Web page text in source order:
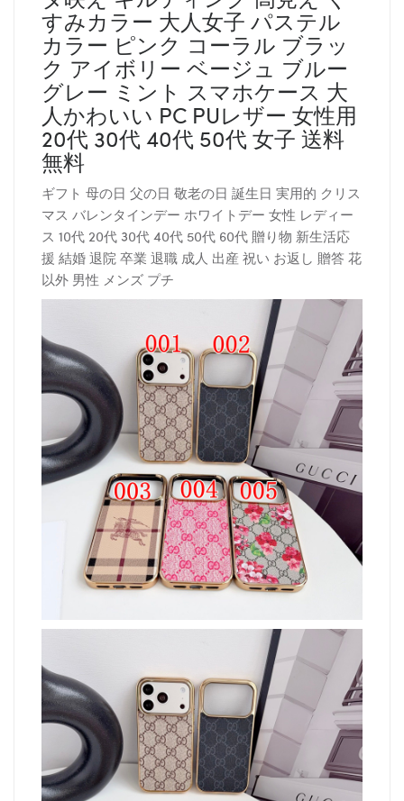
すみカラー 大人女子 パステル
カラー ピンク コーラル ブラッ
ク アイボリー ベージュ ブルー
グレー ミント スマホケース 大
人かわいい PC PUレザー 女性用
20代 30代 40代 50代 女子 送料
無料
ギフト 母の日 父の日 敬老の日 誕生日 実用的 クリス
マス バレンタインデー ホワイトデー 女性 レディー
ス 10代 20代 30代 40代 50代 60代 贈り物 新生活応
援 結婚 退院 卒業 退職 成人 出産 祝い お返し 贈答 花
以外 男性 メンズ プチ